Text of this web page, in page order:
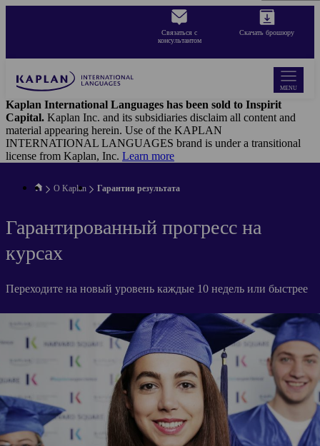
Связаться с
консультантом
Cкачать брошюру
MENU
Kaplan International Languages has been sold to Inspirit
Capital. Kaplan Inc. and its subsidiaries disclaim all content and
material appearing herein. Use of the KAPLAN
INTERNATIONAL LANGUAGES brand is under a transitional
license from Kaplan, Inc. Learn more
О Kaplan Гарантия результата
Гарантированный прогресс на
курсах
Переходите на новый уровень каждые 10 недель или быстрее